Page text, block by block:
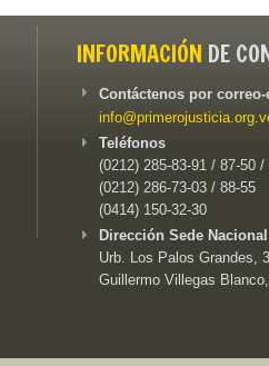
INFORMACIÓN DE
Contáctenos por
Teléfonos
(0212) 285-83-91 / 87-50 /
(0212) 286-73-03 / 88-55
(0414) 150-32-30
Dirección Sede
Urb. Los Palos Grandes,
Guillermo Villegas